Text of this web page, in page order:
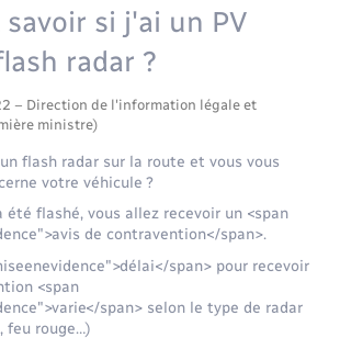
public
si j'ai un PV
radar ?
– Direction de l'information légale et
ministre)
flash radar sur la route et vous vous
votre véhicule ?
été flashé, vous allez recevoir un <span
de contravention</span>.
span> pour recevoir
<span
span> selon le type de radar
feu rouge…)